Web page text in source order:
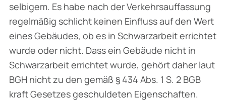
selbigem. Es habe nach der Verkehrsauffassung
regelmäßig schlicht keinen Einfluss auf den Wert
eines Gebäudes, ob es in Schwarzarbeit errichtet
wurde oder nicht. Dass ein Gebäude nicht in
Schwarzarbeit errichtet wurde, gehört daher laut
BGH nicht zu den gemäß § 434 Abs. 1 S. 2 BGB
kraft Gesetzes geschuldeten Eigenschaften.